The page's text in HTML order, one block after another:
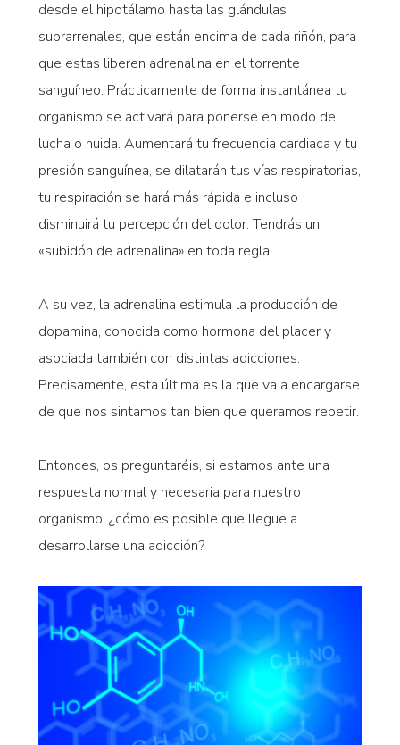
desde el hipotálamo hasta las glándulas
suprarrenales, que están encima de cada riñón, para
que estas liberen adrenalina en el torrente
sanguíneo. Prácticamente de forma instantánea tu
organismo se activará para ponerse en modo de
lucha o huida. Aumentará tu frecuencia cardiaca y tu
presión sanguínea, se dilatarán tus vías respiratorias,
tu respiración se hará más rápida e incluso
disminuirá tu percepción del dolor. Tendrás un
«subidón de adrenalina» en toda regla.
A su vez, la adrenalina estimula la producción de
dopamina, conocida como hormona del placer y
asociada también con distintas adicciones.
Precisamente, esta última es la que va a encargarse
de que nos sintamos tan bien que queramos repetir.
Entonces, os preguntaréis, si estamos ante una
respuesta normal y necesaria para nuestro
organismo, ¿cómo es posible que llegue a
desarrollarse una adicción?